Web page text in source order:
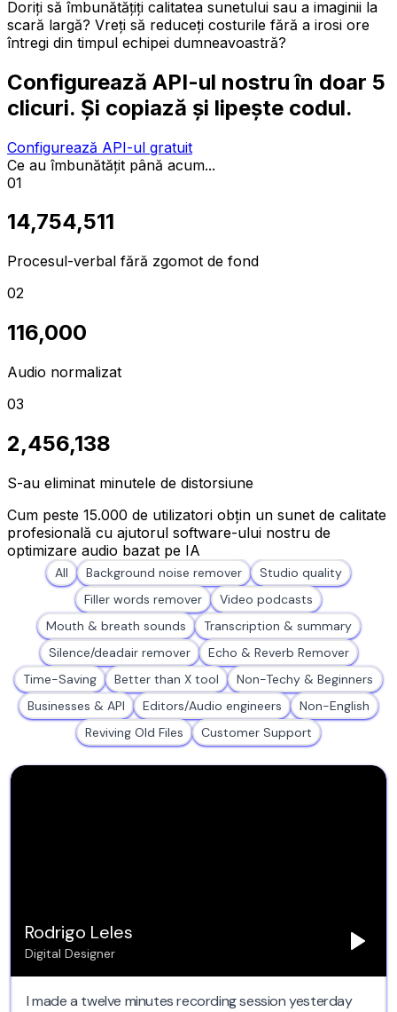
Doriți să îmbunătățiți calitatea sunetului sau a imaginii la
scară largă? Vreți să reduceți costurile fără a irosi ore
întregi din timpul echipei dumneavoastră?
Configurează API-ul nostru în doar 5
clicuri. Și copiază și lipește codul.
Configurează API-ul gratuit
Ce au îmbunătățit până acum...
01
14,754,511
Procesul-verbal fără zgomot de fond
02
116,000
Audio normalizat
03
2,456,138
S-au eliminat minutele de distorsiune
Cum peste 15.000 de utilizatori obțin un sunet de calitate
profesională cu ajutorul software-ului nostru de
optimizare audio bazat pe IA
All Background noise remover
Studio quality
Filler words remover
Video podcasts
Mouth & breath sounds
Transcription & summary
Silence/deadair remover
Echo & Reverb Remover
Time-Saving
Better than X tool
Non-Techy & Beginners
Businesses & API
Editors/Audio engineers
Non-English
Reviving Old Files
Customer Support
Rodrigo Leles
Digital Designer
I made a twelve minutes recording session yesterday